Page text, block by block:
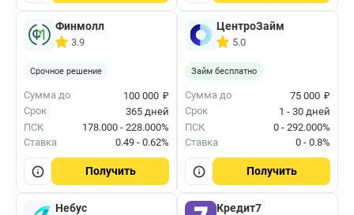
Финмолл
3.9
Срочное решение
Сумма до 100 000 ₽
Срок
365 дней
ПСК
178.000 - 228.000%
Ставка
0.49 - 0.62%
Получить
ЦентроЗайм
5.0
Займ бесплатно
Сумма до 75 000 ₽
Срок
1 - 30 дней
ПСК
0 - 292.000%
Ставка
0 - 0.8%
Получить
Небус Кредит7